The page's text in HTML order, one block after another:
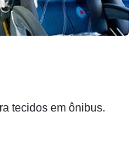
tecidos em ônibus.